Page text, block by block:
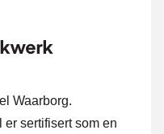
Waarborg.
er sertifisert som en